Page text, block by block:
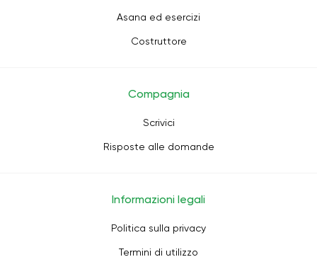
Asana ed esercizi
Costruttore
Compagnia
Scrivici
Risposte alle domande
Informazioni legali
Politica sulla privacy
Termini di utilizzo